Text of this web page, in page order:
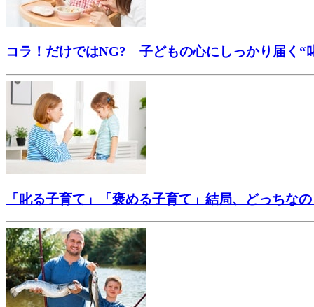
コラ！だけではNG? 子どもの心にしっかり届く“
「叱る子育て」「褒める子育て」結局、どっちなの